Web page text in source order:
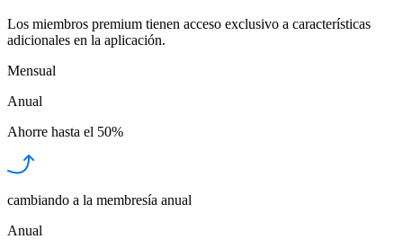
Los miembros premium tienen acceso exclusivo a características
adicionales en la aplicación.
Mensual
Anual
Ahorre hasta el 50%
cambiando a la membresía anual
Anual